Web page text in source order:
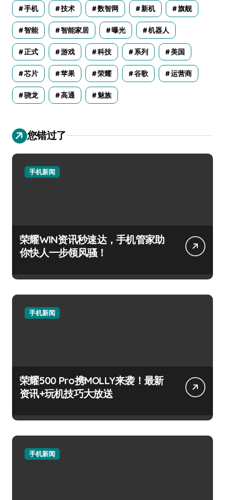
手机 技术 数智网 新机 旗舰
智能 智能家居 曝光 机器人
正式 游戏 科技 系列 美国
芯片 苹果 荣耀 谷歌 运营商
骁龙 高通 魅族
您错过了
手机新闻
荣耀WIN资讯秒速达，手机管家助
你快人一步领风骚！
手机新闻
荣耀500 Pro携MOLLY来袭！最新
资讯+玩机技巧大放送
手机新闻